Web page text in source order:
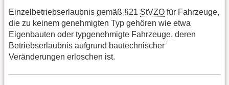
Einzelbetriebserlaubnis gemäß §21 StVZO für Fahrzeuge,
die zu keinem genehmigten Typ gehören wie etwa
Eigenbauten oder typgenehmigte Fahrzeuge, deren
Betriebserlaubnis aufgrund bautechnischer
Veränderungen erloschen ist.